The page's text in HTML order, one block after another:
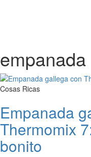
empanada
Cosas Ricas
Empanada
Thermomix
bonito